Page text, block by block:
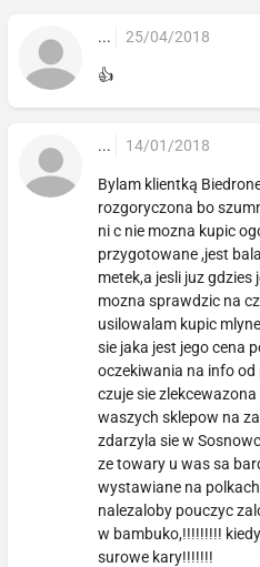
... 25/04/2018
👍
... 14/01/2018
Bylam klientką
rozgoryczona bo
ni c nie mozna kupic
przygotowane ,jest
metek,a jesli juz
mozna sprawdzic na
usilowalam kupic
sie jaka jest jego cena
oczekiwania na info
czuje sie
waszych sklepow na
zdarzyla sie w
ze towary u was sa
wystawiane na
nalezaloby pouczyc
w bambuko,!!!!!!!!!
surowe kary!!!!!!!